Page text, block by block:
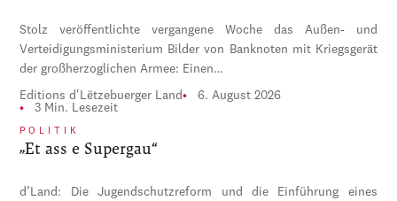
Stolz veröffentlichte vergangene Woche das Außen- und
Verteidigungsministerium Bilder von Banknoten mit Kriegsgerät
der großherzoglichen Armee: Einen…
Editions d'Lëtzebuerger Land
6. August 2026
3 Min. Lesezeit
POLITIK
„Et ass e Supergau“
d’Land: Die Jugendschutzreform und die Einführung eines